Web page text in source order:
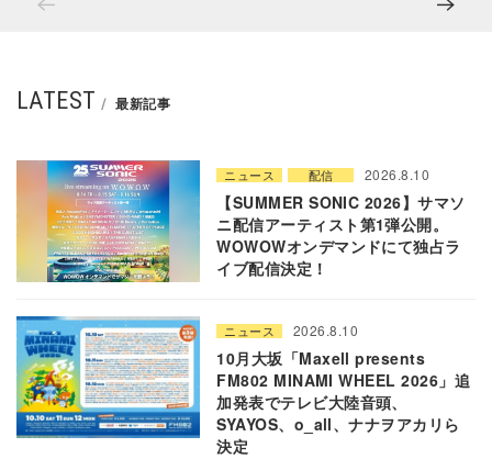
LATEST 最新記事
ニュース 配信 2026.8.10
【SUMMER SONIC 2026】サマソ
ニ配信アーティスト第1弾公開。
WOWOWオンデマンドにて独占ラ
イブ配信決定！
ニュース 2026.8.10
10月大坂「Maxell presents
FM802 MINAMI WHEEL 2026」追
加発表でテレビ大陸音頭、
SYAYOS、o_all、ナナヲアカリら
決定